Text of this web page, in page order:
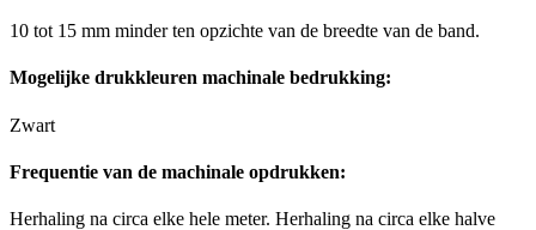
10 tot 15 mm minder ten opzichte van de breedte van de band.
Mogelijke drukkleuren machinale bedrukking:
Zwart
Frequentie van de machinale opdrukken:
Herhaling na circa elke hele meter. Herhaling na circa elke halve